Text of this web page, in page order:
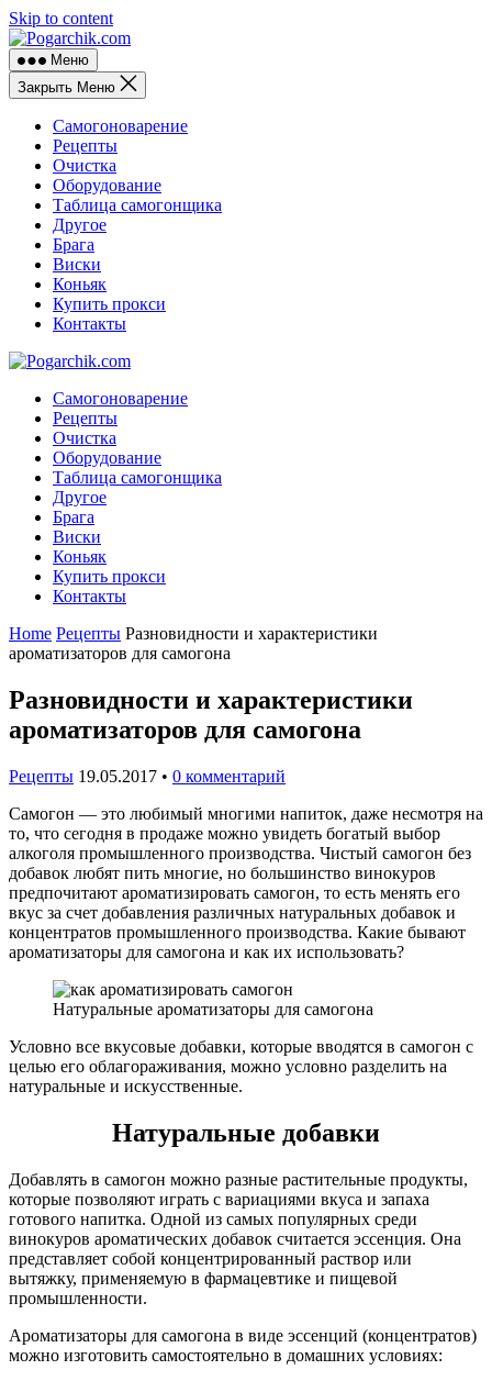
Skip to content
Меню
Закрыть Меню
Самогоноварение
Рецепты
Очистка
Оборудование
Таблица самогонщика
Другое
Брага
Виски
Коньяк
Купить прокси
Контакты
Самогоноварение
Рецепты
Очистка
Оборудование
Таблица самогонщика
Другое
Брага
Виски
Коньяк
Купить прокси
Контакты
Home Рецепты Разновидности и характеристики
ароматизаторов для самогона
Разновидности и характеристики
ароматизаторов для самогона
Рецепты 19.05.2017 • 0 комментарий
Самогон — это любимый многими напиток, даже несмотря на
то, что сегодня в продаже можно увидеть богатый выбор
алкоголя промышленного производства. Чистый самогон без
добавок любят пить многие, но большинство винокуров
предпочитают ароматизировать самогон, то есть менять его
вкус за счет добавления различных натуральных добавок и
концентратов промышленного производства. Какие бывают
ароматизаторы для самогона и как их использовать?
Натуральные ароматизаторы для самогона
Условно все вкусовые добавки, которые вводятся в самогон с
целью его облагораживания, можно условно разделить на
натуральные и искусственные.
Натуральные добавки
Добавлять в самогон можно разные растительные продукты,
которые позволяют играть с вариациями вкуса и запаха
готового напитка. Одной из самых популярных среди
винокуров ароматических добавок считается эссенция. Она
представляет собой концентрированный раствор или
вытяжку, применяемую в фармацевтике и пищевой
промышленности.
Ароматизаторы для самогона в виде эссенций (концентратов)
можно изготовить самостоятельно в домашних условиях: